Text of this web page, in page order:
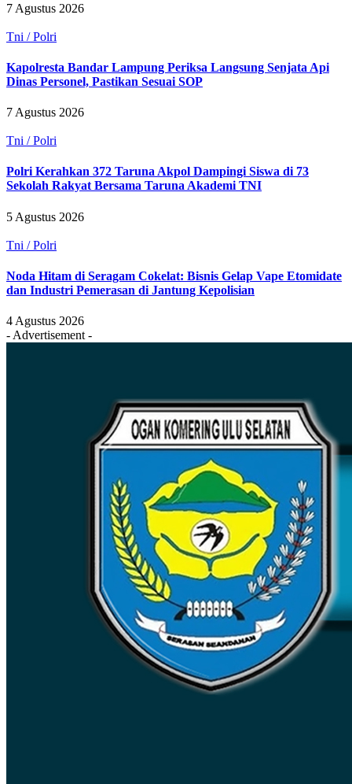
7 Agustus 2026
Tni / Polri
Kapolresta Bandar Lampung Periksa Langsung Senjata Api
Dinas Personel, Pastikan Sesuai SOP
7 Agustus 2026
Tni / Polri
Polri Kerahkan 372 Taruna Akpol Dampingi Siswa di 73
Sekolah Rakyat Bersama Taruna Akademi TNI
5 Agustus 2026
Tni / Polri
Noda Hitam di Seragam Cokelat: Bisnis Gelap Vape Etomidate
dan Industri Pemerasan di Jantung Kepolisian
4 Agustus 2026
- Advertisement -